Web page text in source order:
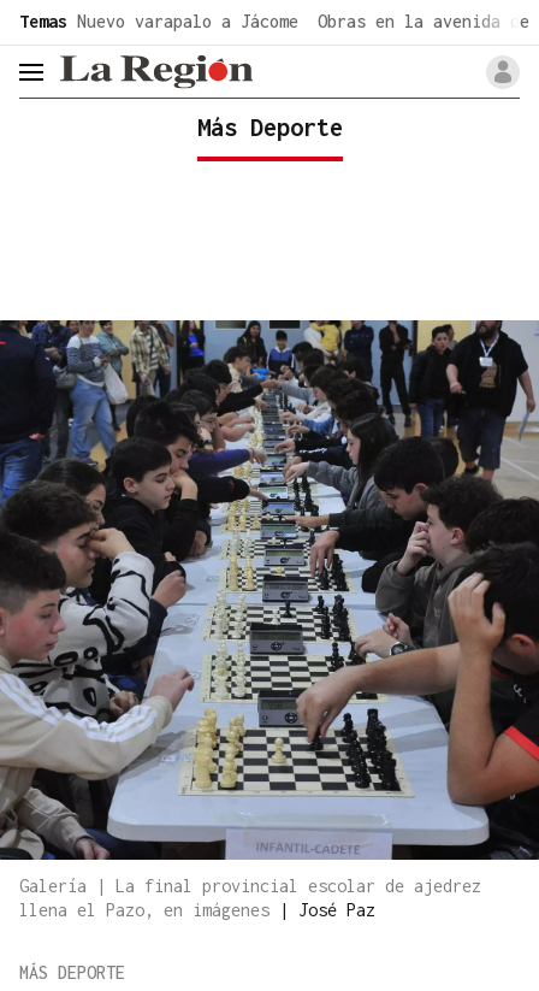
Temas Nuevo varapalo a Jácome Obras en la avenida de
header.menu.open
Más Deporte
Galería | La final provincial escolar de ajedrez
llena el Pazo, en imágenes
| José Paz
MÁS DEPORTE